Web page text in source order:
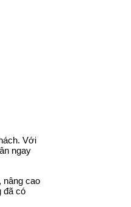
Với
ngay
nâng cao
đã có